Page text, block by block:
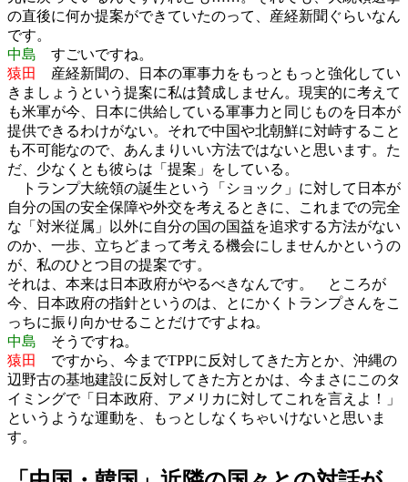
の直後に何か提案ができていたのって、産経新聞ぐらいなん
です。
中島 すごいですね。
猿田
産経新聞の、日本の軍事力をもっともっと強化してい
きましょうという提案に私は賛成しません。現実的に考えて
も米軍が今、日本に供給している軍事力と同じものを日本が
提供できるわけがない。それで中国や北朝鮮に対峙すること
も不可能なので、あんまりいい方法ではないと思います。た
だ、少なくとも彼らは「提案」をしている。
トランプ大統領の誕生という「ショック」に対して日本が
自分の国の安全保障や外交を考えるときに、これまでの完全
な「対米従属」以外に自分の国の国益を追求する方法がない
のか、一歩、立ちどまって考える機会にしませんかというの
が、私のひとつ目の提案です。
それは、本来は日本政府がやるべきなんです。 ところが
今、日本政府の指針というのは、とにかくトランプさんをこ
っちに振り向かせることだけですよね。
中島 そうですね。
猿田
ですから、今までTPPに反対してきた方とか、沖縄の
辺野古の基地建設に反対してきた方とかは、今まさにこのタ
イミングで「日本政府、アメリカに対してこれを言えよ！」
というような運動を、もっとしなくちゃいけないと思いま
す。